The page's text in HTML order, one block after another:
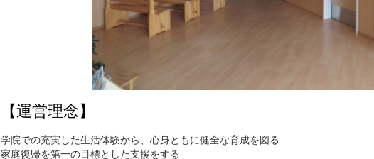
【運営理念】
学院での充実した生活体験から、心身ともに健全な育成を図る
家庭復帰を第一の目標とした支援をする